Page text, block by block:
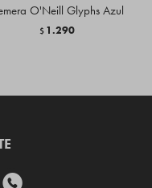
O'Neill Glyphs Azul
$ 1.290
